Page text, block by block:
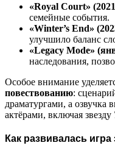
«Royal Court»
семейные события.
«Winter’s End»
улучшило баланс
«Legacy Mode»
наследования,
Особое внимание
повествованию:
драматургами, а
актёрами, включая звезду
Как развивалась